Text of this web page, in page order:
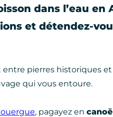
dans l’eau en
et détendez-
pierres historiques
qui vous entoure.
, pagayez en canoë